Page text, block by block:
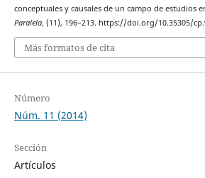
conceptuales y causales de un campo de estudios
Paralela, (11), 196–213. https://doi.org/10.35305/
Más formatos de cita
Número
Núm. 11 (2014)
Sección
Artículos